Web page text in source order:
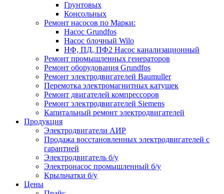
Грунтовых
Консольных
Ремонт насосов по Марки:
Насос Grundfos
Насос блочный Wilo
НФ, ПД, ПФ2 Насос канализационный
Ремонт промышленных генераторов
Ремонт оборудования Grundfos
Ремонт электродвигателей Baumuller
Перемотка электромагнитных катушек
Ремонт двигателей компрессоров
Ремонт электродвигателей Siemens
Капитальный ремонт электродвигателей
Продукция
Электродвигатели АИР
Продажа восстановленных электродвигателей с
гарантией
Электродвигатель б/у
Электронасос промышленный б/у
Крыльчатки б/у
Цены